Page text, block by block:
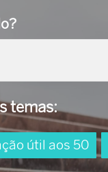
temas:
útil aos 50